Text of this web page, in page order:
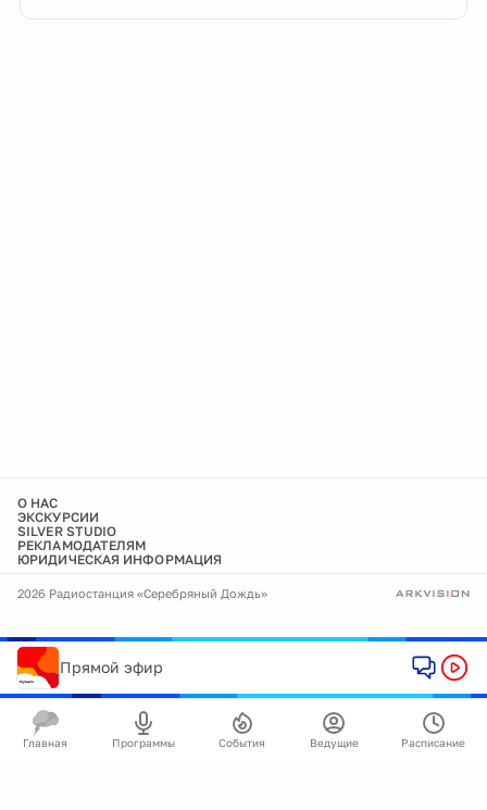
О НАС
ЭКСКУРСИИ
SILVER STUDIO
РЕКЛАМОДАТЕЛЯМ
ЮРИДИЧЕСКАЯ ИНФОРМАЦИЯ
2026 Радиостанция «Серебряный Дождь»
Прямой эфир
Главная Программы События Ведущие Расписание